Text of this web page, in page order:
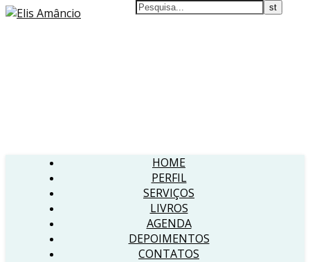
HOME
PERFIL
SERVIÇOS
LIVROS
AGENDA
DEPOIMENTOS
CONTATOS